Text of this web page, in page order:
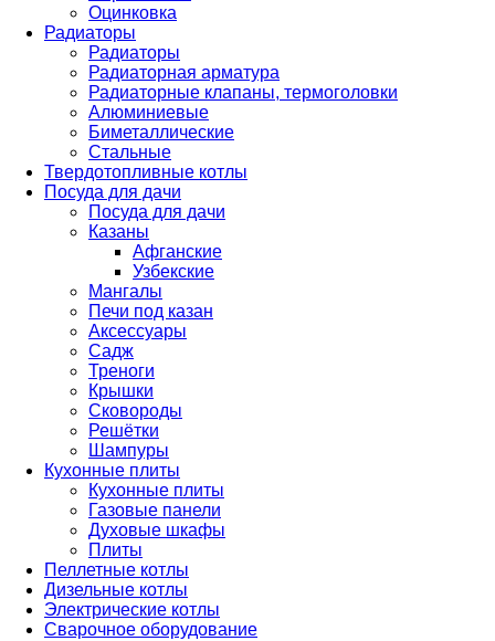
Оцинковка
Радиаторы
Радиаторы
Радиаторная арматура
Радиаторные клапаны, термоголовки
Алюминиевые
Биметаллические
Стальные
Твердотопливные котлы
Посуда для дачи
Посуда для дачи
Казаны
Афганские
Узбекские
Мангалы
Печи под казан
Аксессуары
Садж
Треноги
Крышки
Сковороды
Решётки
Шампуры
Кухонные плиты
Кухонные плиты
Газовые панели
Духовые шкафы
Плиты
Пеллетные котлы
Дизельные котлы
Электрические котлы
Сварочное оборудование